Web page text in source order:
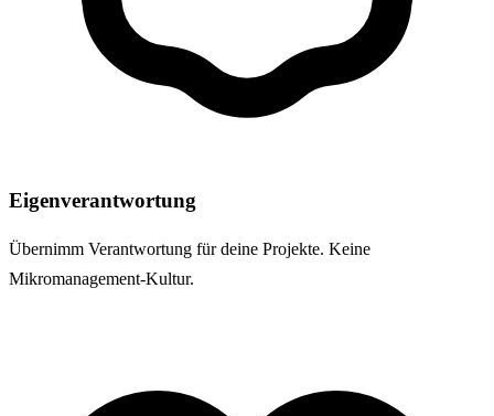
Eigenverantwortung
Übernimm Verantwortung für deine Projekte. Keine
Mikromanagement-Kultur.